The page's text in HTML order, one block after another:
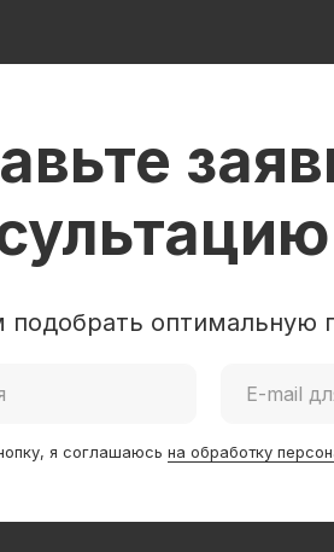
оптимальную
я соглашаюсь на обработку